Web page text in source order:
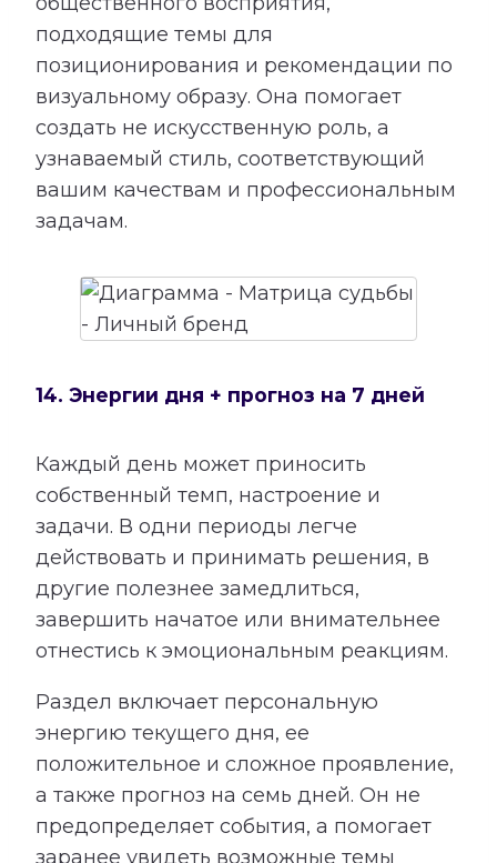
подходящие темы для
позиционирования и рекомендации по
визуальному образу. Она помогает
создать не искусственную роль, а
узнаваемый стиль, соответствующий
вашим качествам и профессиональным
задачам.
14. Энергии дня + прогноз на 7 дней
Каждый день может приносить
собственный темп, настроение и
задачи. В одни периоды легче
действовать и принимать решения, в
другие полезнее замедлиться,
завершить начатое или внимательнее
отнестись к эмоциональным реакциям.
Раздел включает персональную
энергию текущего дня, ее
положительное и сложное проявление,
а также прогноз на семь дней. Он не
предопределяет события, а помогает
заранее увидеть возможные темы